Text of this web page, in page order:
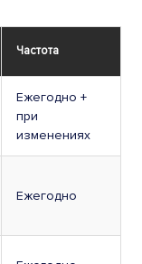
Частота
Ежегодно +
при
изменениях
Ежегодно